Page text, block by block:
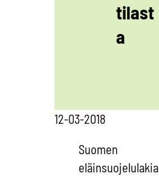
tilast
a
12-03-2018
Suomen
eläinsuojelulakia